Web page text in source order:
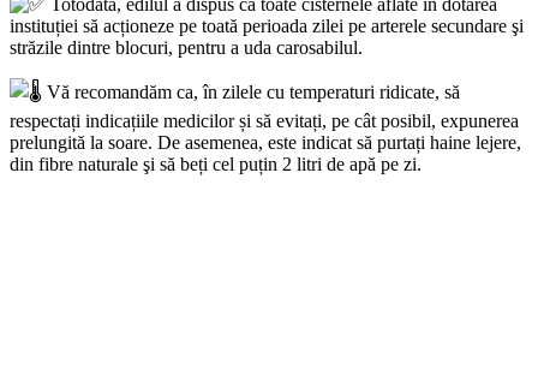
Totodată, edilul a dispus ca toate cisternele aflate în dotarea
instituției să acționeze pe toată perioada zilei pe arterele secundare şi
străzile dintre blocuri, pentru a uda carosabilul.
Vă recomandăm ca, în zilele cu temperaturi ridicate, să
respectați indicațiile medicilor și să evitați, pe cât posibil, expunerea
prelungită la soare. De asemenea, este indicat să purtați haine lejere,
din fibre naturale şi să beți cel puțin 2 litri de apă pe zi.